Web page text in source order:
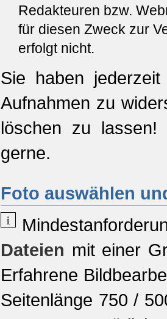
Redakteuren bzw.
für diesen Zweck zur
erfolgt nicht.
Sie haben
Aufnahmen zu
löschen zu lassen!
gerne.
Foto auswählen
Dateien mit einer
Erfahrene
Seitenlänge 750 /